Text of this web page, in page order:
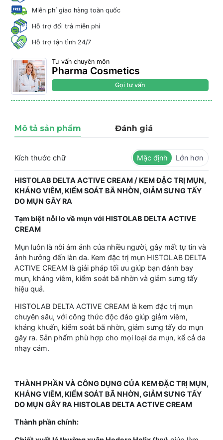
Miễn phí giao hàng toàn quốc
Hỗ trợ đổi trả miễn phí
Hỗ trợ tận tình 24/7
Tư vấn chuyên môn
Pharma Cosmetics
Gọi tư vấn
Mô tả sản phẩm Đánh giá
Kích thước chữ Mặc định Lớn hơn
HISTOLAB DELTA ACTIVE CREAM / KEM ĐẶC TRỊ MỤN,
KHÁNG VIÊM, KIỂM SOÁT BÃ NHỜN, GIẢM SƯNG TẤY
DO MỤN GÂY RA
Tạm biệt nỗi lo về mụn với HISTOLAB DELTA ACTIVE
CREAM
Mụn luôn là nỗi ám ảnh của nhiều người, gây mất tự tin và
ảnh hưởng đến làn da. Kem đặc trị mụn HISTOLAB DELTA
ACTIVE CREAM là giải pháp tối ưu giúp bạn đánh bay
mụn, kháng viêm, kiểm soát bã nhờn và giảm sưng tấy
hiệu quả.
HISTOLAB DELTA ACTIVE CREAM là kem đặc trị mụn
chuyên sâu, với công thức độc đáo giúp giảm viêm,
kháng khuẩn, kiểm soát bã nhờn, giảm sưng tấy do mụn
gây ra. Sản phẩm phù hợp cho mọi loại da mụn, kể cả da
nhạy cảm.
THÀNH PHẦN VÀ CÔNG DỤNG CỦA KEM ĐẶC TRỊ MỤN,
KHÁNG VIÊM, KIỂM SOÁT BÃ NHỜN, GIẢM SƯNG TẤY
DO MỤN GÂY RA HISTOLAB DELTA ACTIVE CREAM
Thành phần chính: